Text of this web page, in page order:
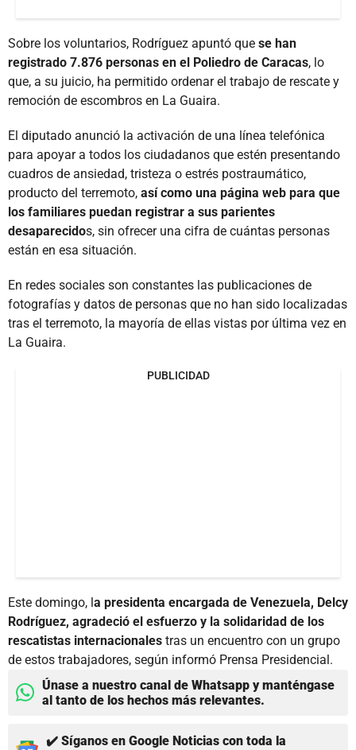
Sobre los voluntarios, Rodríguez apuntó que se han
registrado 7.876 personas en el Poliedro de Caracas, lo
que, a su juicio, ha permitido ordenar el trabajo de rescate y
remoción de escombros en La Guaira.
El diputado anunció la activación de una línea telefónica
para apoyar a todos los ciudadanos que estén presentando
cuadros de ansiedad, tristeza o estrés postraumático,
producto del terremoto, así como una página web para que
los familiares puedan registrar a sus parientes
desaparecidos, sin ofrecer una cifra de cuántas personas
están en esa situación.
En redes sociales son constantes las publicaciones de
fotografías y datos de personas que no han sido localizadas
tras el terremoto, la mayoría de ellas vistas por última vez en
La Guaira.
PUBLICIDAD
Este domingo, la presidenta encargada de Venezuela, Delcy
Rodríguez, agradeció el esfuerzo y la solidaridad de los
rescatistas internacionales tras un encuentro con un grupo
de estos trabajadores, según informó Prensa Presidencial.
Únase a nuestro canal de Whatsapp y manténgase
al tanto de los hechos más relevantes.
✔️ Síganos en Google Noticias con toda la